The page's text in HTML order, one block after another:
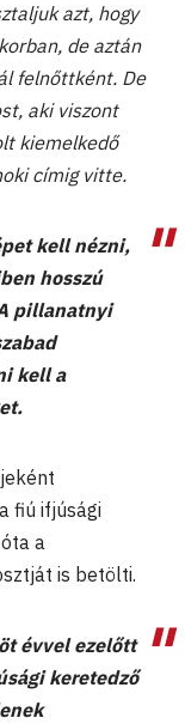
azt, hogy
de aztán
felnőttként. De
aki viszont
kiemelkedő
címig vitte.
kell nézni,
hosszú
pillanatnyi
kell a
fiú ifjúsági
a
is betölti.
évvel ezelőtt
keretedző